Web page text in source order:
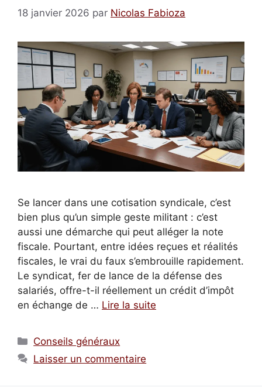
18 janvier 2026 par Nicolas Fabioza
Se lancer dans une cotisation syndicale, c’est
bien plus qu’un simple geste militant : c’est
aussi une démarche qui peut alléger la note
fiscale. Pourtant, entre idées reçues et réalités
fiscales, le vrai du faux s’embrouille rapidement.
Le syndicat, fer de lance de la défense des
salariés, offre-t-il réellement un crédit d’impôt
en échange de … Lire la suite
Catégories
Conseils généraux
Laisser un commentaire